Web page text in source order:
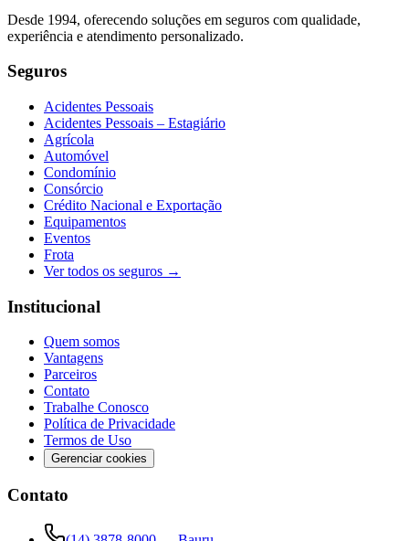
Desde 1994, oferecendo soluções em seguros com qualidade,
experiência e atendimento personalizado.
Seguros
Acidentes Pessoais
Acidentes Pessoais – Estagiário
Agrícola
Automóvel
Condomínio
Consórcio
Crédito Nacional e Exportação
Equipamentos
Eventos
Frota
Ver todos os seguros →
Institucional
Quem somos
Vantagens
Parceiros
Contato
Trabalhe Conosco
Política de Privacidade
Termos de Uso
Gerenciar cookies
Contato